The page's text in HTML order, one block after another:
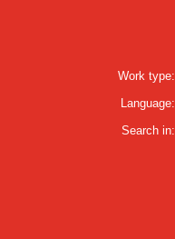
Work type:
Language:
Search in: